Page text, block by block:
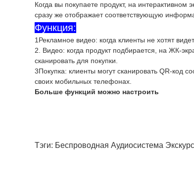
Когда вы покупаете продукт, на интерактивном
сразу же отображает соответствующую
Функция:
1Рекламное видео: когда клиенты не хотят
2. Видео: когда продукт подбирается, на ЖК-
сканировать для покупки.
3Покупка: клиенты могут сканировать QR-код
своих мобильных телефонах.
Больше функций можно настроить
Тэги: Беспроводная Аудиосистема